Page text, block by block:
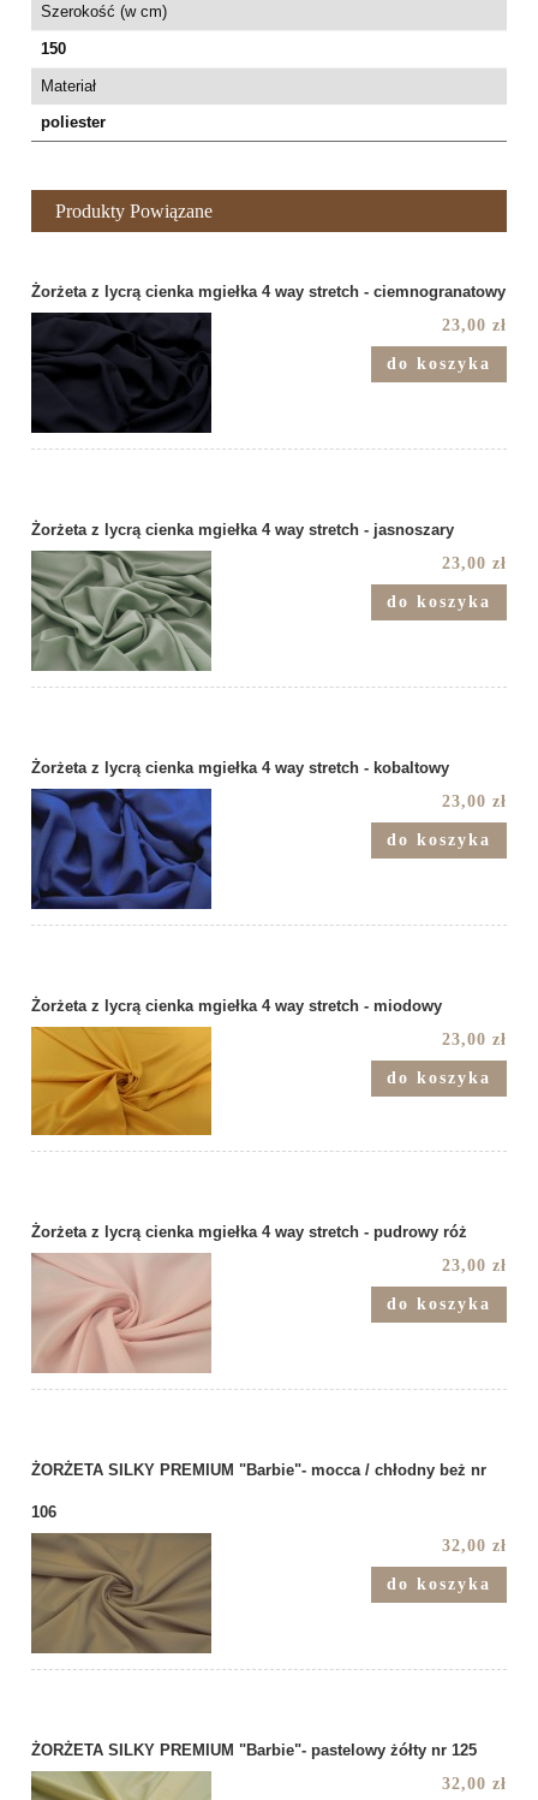
Szerokość (w cm)
150
Materiał
poliester
Produkty Powiązane
Żorżeta z lycrą cienka mgiełka 4 way stretch - ciemnogranatowy
23,00 zł
do koszyka
Żorżeta z lycrą cienka mgiełka 4 way stretch - jasnoszary
23,00 zł
do koszyka
Żorżeta z lycrą cienka mgiełka 4 way stretch - kobaltowy
23,00 zł
do koszyka
Żorżeta z lycrą cienka mgiełka 4 way stretch - miodowy
23,00 zł
do koszyka
Żorżeta z lycrą cienka mgiełka 4 way stretch - pudrowy róż
23,00 zł
do koszyka
ŻORŻETA SILKY PREMIUM "Barbie"- mocca / chłodny beż nr
106
32,00 zł
do koszyka
ŻORŻETA SILKY PREMIUM "Barbie"- pastelowy żółty nr 125
32,00 zł